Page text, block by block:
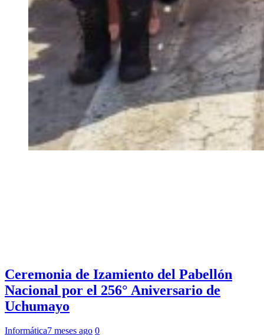
Ceremonia de Izamiento del Pabellón
Nacional por el 256° Aniversario de
Uchumayo
Informática7 meses ago 0